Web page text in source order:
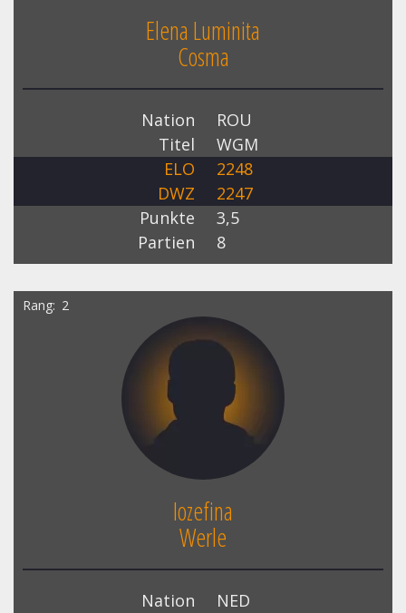
Elena Luminita
Cosma
Nation
ROU
Titel
WGM
ELO
2248
DWZ
2247
Punkte
3,5
Partien
8
Rang 2
Iozefina
Werle
Nation
NED